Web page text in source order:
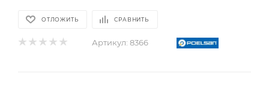
ОТЛОЖИТЬ СРАВНИТЬ
Артикул: 8366